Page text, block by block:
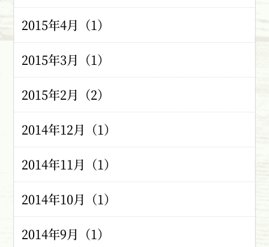
2015年4月（1）
2015年3月（1）
2015年2月（2）
2014年12月（1）
2014年11月（1）
2014年10月（1）
2014年9月（1）